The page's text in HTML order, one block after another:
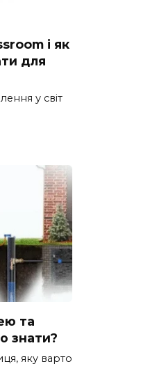
і як
для
у світ
та
знати?
яку варто